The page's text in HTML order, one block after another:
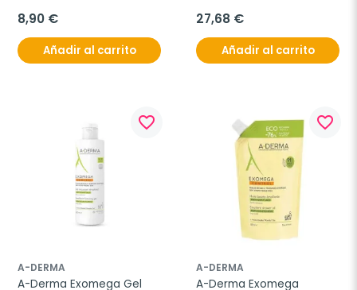
8,90 €
Añadir al carrito
27,68 €
Añadir al carrito
favorite_border
A-DERMA
A-Derma Exomega Gel
favorite_border
A-DERMA
A-Derma Exomega